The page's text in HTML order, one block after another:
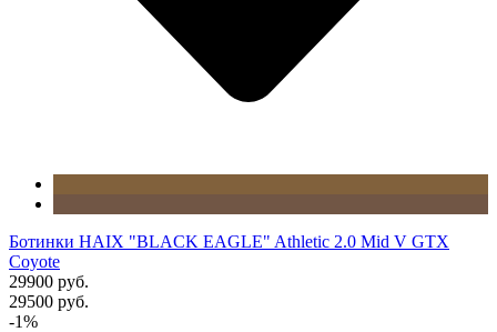
Ботинки HAIX "BLACK EAGLE" Athletic 2.0 Mid V GTX
Coyote
29900 руб.
29500 руб.
-1%